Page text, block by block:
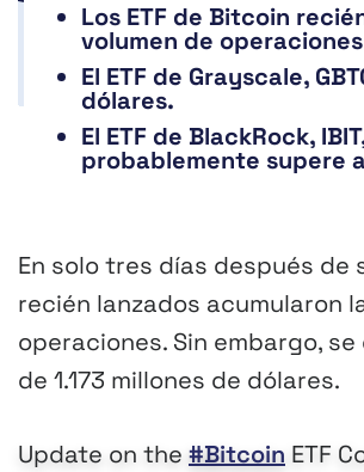
Los ETF de Bitcoin
volumen de
El ETF de Grayscale,
dólares.
El ETF de BlackRock,
probablemente supere
En solo tres días después
recién lanzados acumularon
operaciones. Sin embargo,
de 1.173 millones de dólares.
Update on the #Bitcoin ETF